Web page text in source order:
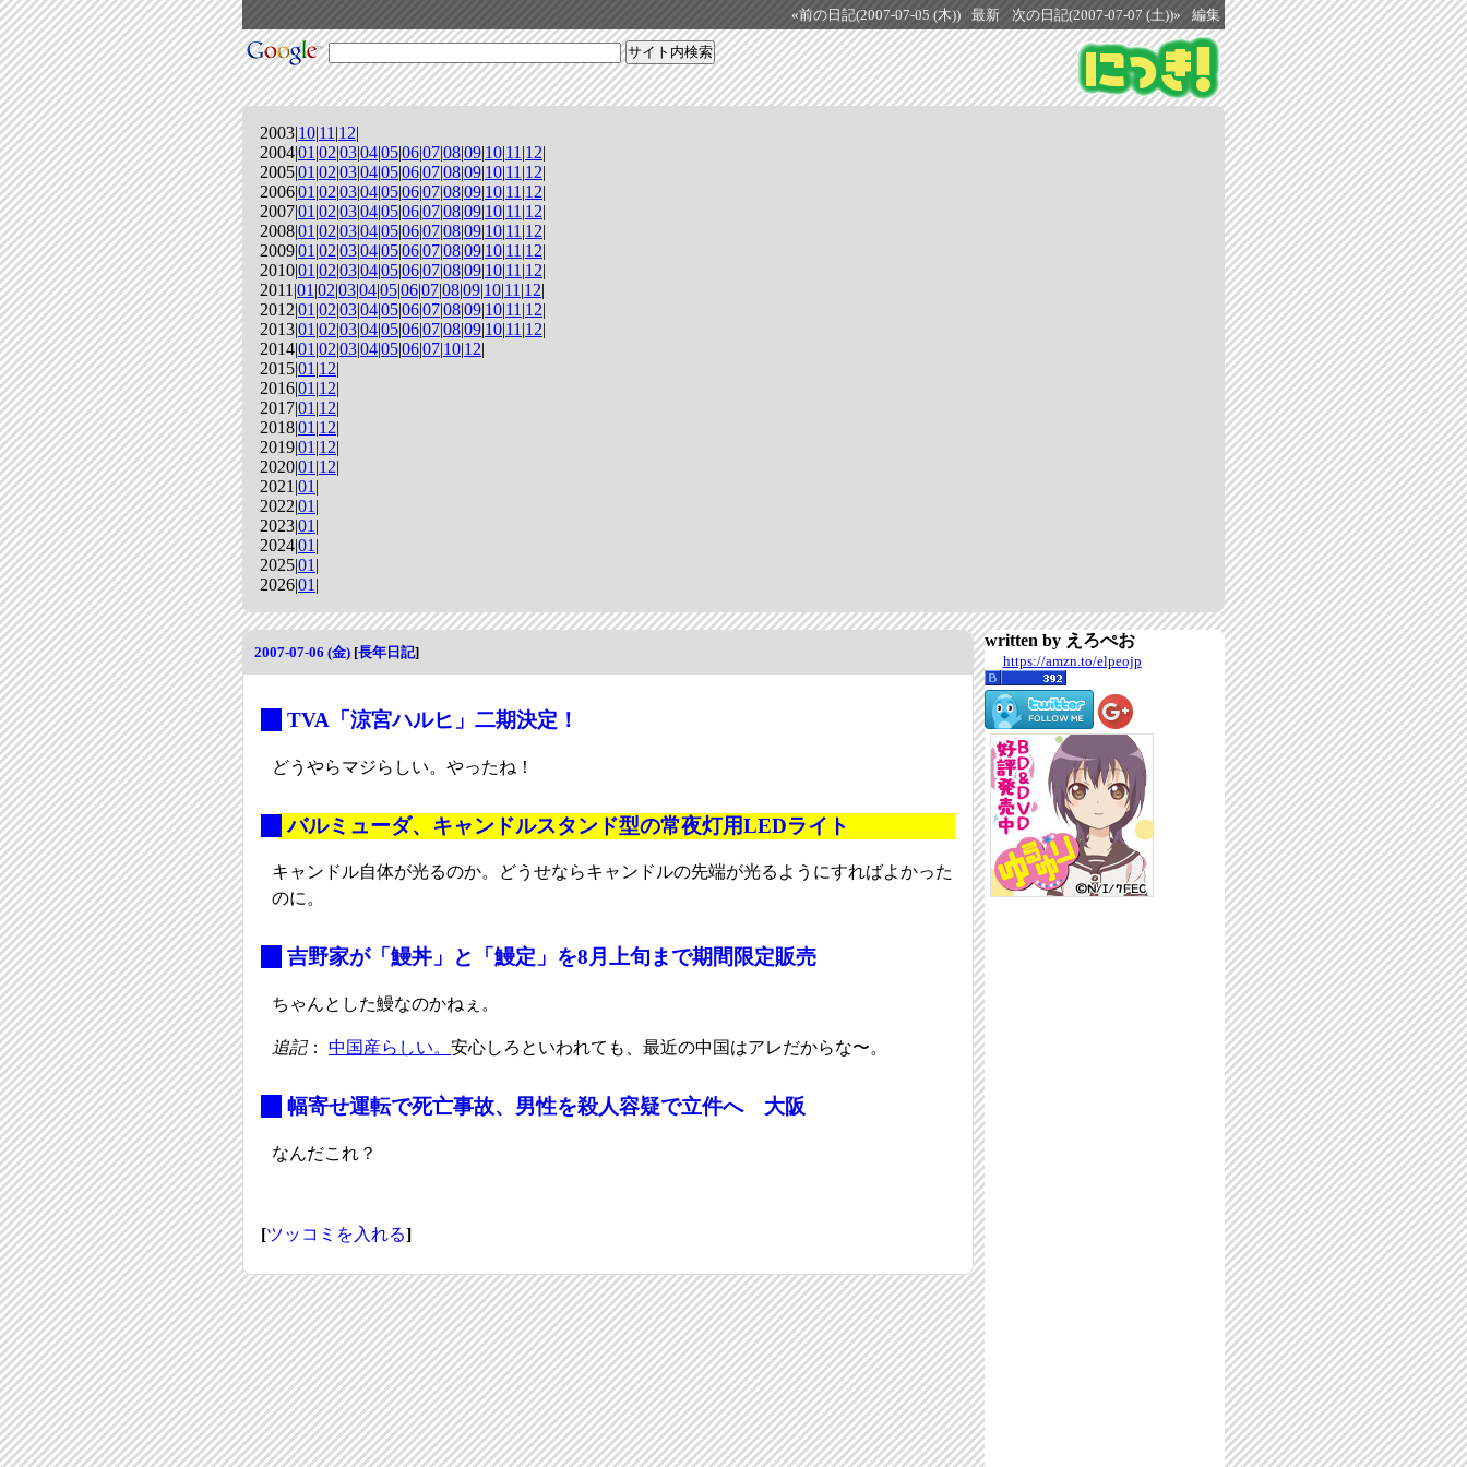
«前の日記(2007-07-05 (木)) 最新 次の日記(2007-07-07 (土))» 編集
2003|10|11 |12|
2004|01 |02|03|04|05|06|07|08|09|10|11 |12|
2005|01 |02|03|04|05|06|07|08|09|10|11 |12|
2006|01 |02|03|04|05|06|07|08|09|10|11 |12|
2007|01 |02|03|04|05|06|07|08|09|10|11 |12|
2008|01 |02|03|04|05|06|07|08|09|10|11 |12|
2009|01 |02|03|04|05|06|07|08|09|10|11 |12|
2010|01 |02|03|04|05|06|07|08|09|10|11 |12|
2011|01 |02|03|04|05|06|07|08|09|10|11 |12|
2012|01 |02|03|04|05|06|07|08|09|10|11 |12|
2013|01 |02|03|04|05|06|07|08|09|10|11 |12|
2014|01 |02|03|04|05|06|07|10|12|
2015|01 |12|
2016|01 |12|
2017|01 |12|
2018|01 |12|
2019|01 |12|
2020|01 |12|
2021|01 |
2022|01 |
2023|01 |
2024|01 |
2025|01 |
2026|01 |
2007-07-06 (金) [長年日記]
TVA「涼宮ハルヒ」二期決定！
どうやらマジらしい。やったね！
バルミューダ、キャンドルスタンド型の常夜灯用LEDライト
キャンドル自体が光るのか。どうせならキャンドルの先端が光るようにすればよかった
のに。
吉野家が「鰻丼」と「鰻定」を8月上旬まで期間限定販売
ちゃんとした鰻なのかねぇ。
追記： 中国産らしい。 安心しろといわれても、最近の中国はアレだからな〜。
幅寄せ運転で死亡事故、男性を殺人容疑で立件へ 大阪
なんだこれ？
[ツッコミを入れる]
written by えろぺお
https://amzn.to/elpeojp